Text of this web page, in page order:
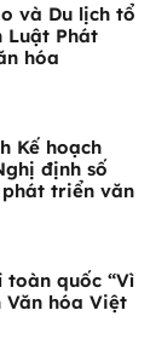
và Du lịch tổ
Luật Phát
hóa
Kế hoạch
định số
triển văn
toàn quốc “Vì
hóa Việt